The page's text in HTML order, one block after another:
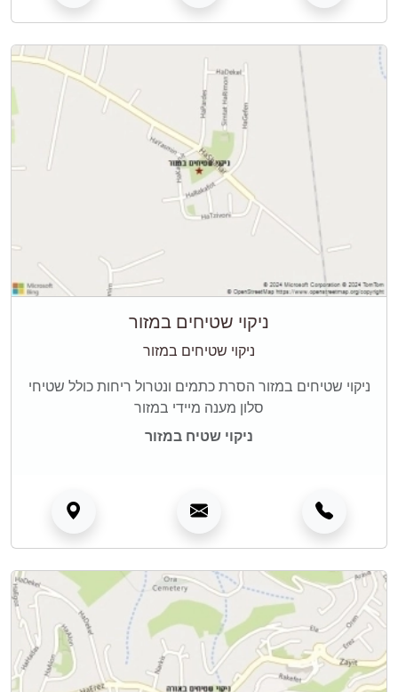
ניקוי שטיחים במזור
ניקוי שטיחים במזור
ניקוי שטיחים במזור הסרת כתמים ונטרול ריחות כולל שטיחי
סלון מענה מיידי במזור
ניקוי שטיח במזור